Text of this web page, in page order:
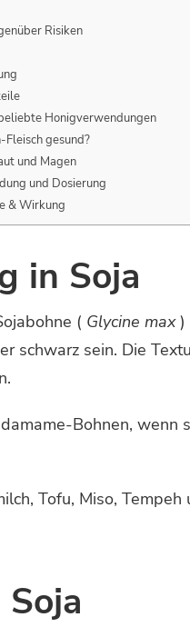
Risiken
Honigverwendungen
Fleisch gesund?
und Magen
und Dosierung
& Wirkung
in Soja
( Glycine max)
schwarz sein. Die
Bohnen,
Tofu, Miso, Tempeh